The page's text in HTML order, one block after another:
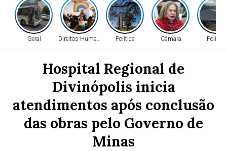
Geral Direitos Humanos Política Câmara Política
Hospital Regional de
Divinópolis inicia
atendimentos após conclusão
das obras pelo Governo de
Minas